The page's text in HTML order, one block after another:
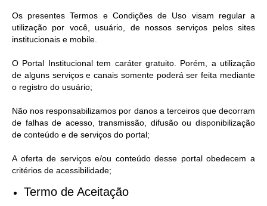
Os presentes Termos e Condições de Uso visam regular a
utilização por você, usuário, de nossos serviços pelos sites
institucionais e mobile.
O Portal Institucional tem caráter gratuito. Porém, a utilização
de alguns serviços e canais somente poderá ser feita mediante
o registro do usuário;
Não nos responsabilizamos por danos a terceiros que decorram
de falhas de acesso, transmissão, difusão ou disponibilização
de conteúdo e de serviços do portal;
A oferta de serviços e/ou conteúdo desse portal obedecem a
critérios de acessibilidade;
Termo de Aceitação